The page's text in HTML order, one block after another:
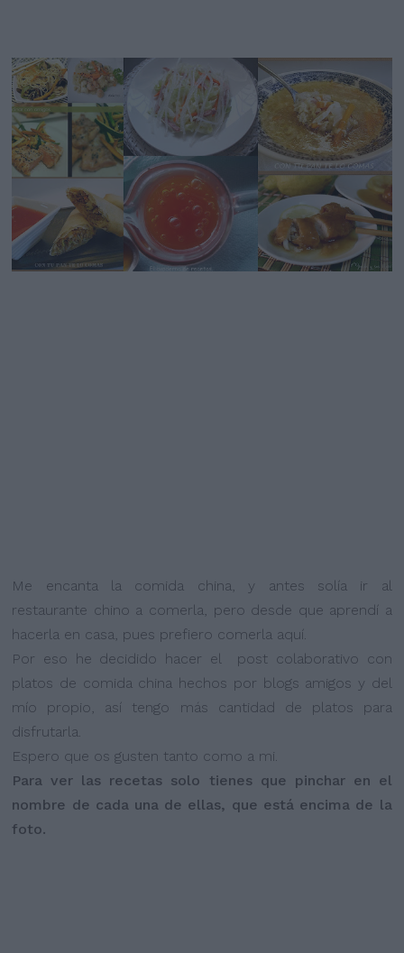
Me encanta la comida china, y antes solía ir al
restaurante chino a comerla, pero desde que aprendí a
hacerla en casa, pues prefiero comerla aquí.
Por eso he decidido hacer el post colaborativo con
platos de comida china hechos por blogs amigos y del
mío propio, así tengo más cantidad de platos para
disfrutarla.
Espero que os gusten tanto como a mi.
Para ver las recetas solo tienes que pinchar en el
nombre de cada una de ellas, que está encima de la
foto.